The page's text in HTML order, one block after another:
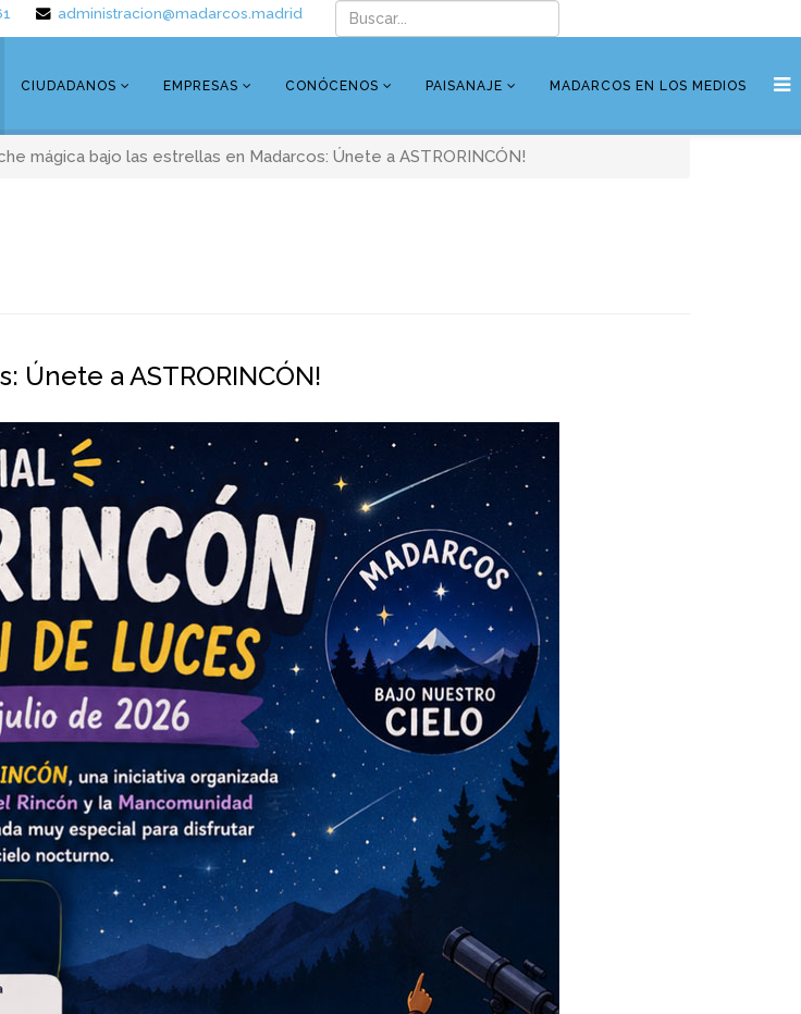
administracion@madarcos.madrid
CIUDADANOS EMPRESAS CONÓCENOS PAISANAJE MADARCOS EN LOS MEDIOS
mágica bajo las estrellas en Madarcos: Únete a ASTRORINCÓN!
Únete a ASTRORINCÓN!